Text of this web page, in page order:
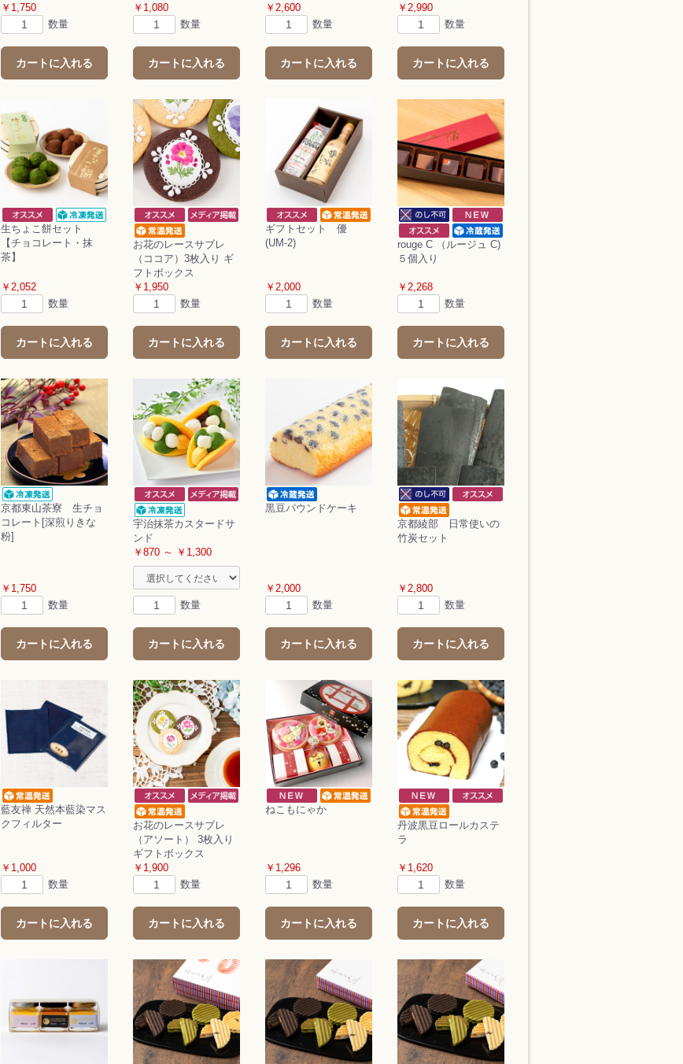
￥1,750
数量
カートに入れる
￥1,080
数量
カートに入れる
￥2,600
数量
カートに入れる
￥2,990
数量
カートに入れる
生ちょこ餅セット
【チョコレート・抹
茶】
￥2,052
数量
カートに入れる
お花のレースサブレ
（ココア）3枚入り ギ
フトボックス
￥1,950
数量
カートに入れる
ギフトセット 優
(UM-2)
￥2,000
数量
カートに入れる
rouge C （ルージュ C)
５個入り
￥2,268
数量
カートに入れる
京都東山茶寮 生チョ
コレート[深煎りきな
粉]
￥1,750
数量
カートに入れる
宇治抹茶カスタードサ
ンド
￥870 ～ ￥1,300
数量
カートに入れる
黒豆パウンドケーキ
￥2,000
数量
カートに入れる
京都綾部 日常使いの
竹炭セット
￥2,800
数量
カートに入れる
藍友禅 天然本藍染マス
クフィルター
￥1,000
数量
カートに入れる
お花のレースサブレ
（アソート） 3枚入り
ギフトボックス
￥1,900
数量
カートに入れる
ねこもにゃか
￥1,296
数量
カートに入れる
丹波黒豆ロールカステ
ラ
￥1,620
数量
カートに入れる
お買い物を続ける カートへ進む